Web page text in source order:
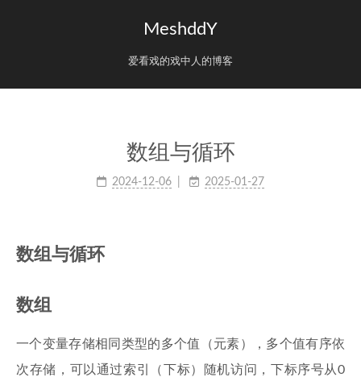
MeshddY
爱看戏的戏中人的博客
数组与循环
2024-12-06 2025-01-27
数组与循环
数组
一个变量存储相同类型的多个值（元素），多个值有序依
次存储，可以通过索引（下标）随机访问，下标序号从0